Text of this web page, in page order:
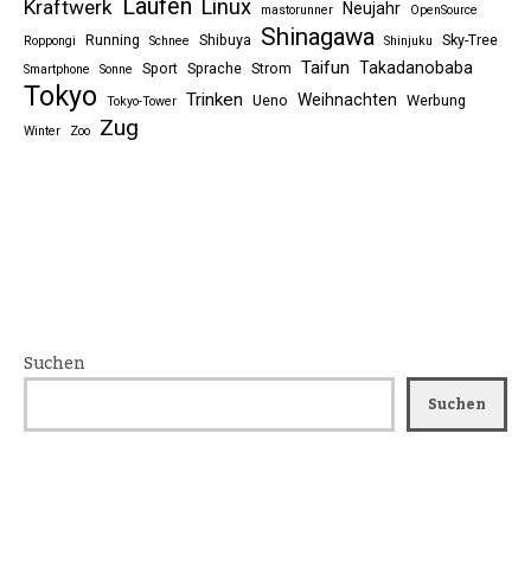
Kraftwerk Laufen Linux mastorunner Neujahr
OpenSource
Roppongi
Running Schnee Shibuya Shinagawa Shinjuku Sky-Tree
Smartphone Sonne Sport Sprache Strom Taifun Takadanobaba
Tokyo Tokyo-Tower Trinken Ueno Weihnachten Werbung
Winter Zoo Zug
Suchen
Suchen